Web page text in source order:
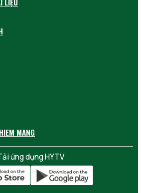
ứng dụng HYTV